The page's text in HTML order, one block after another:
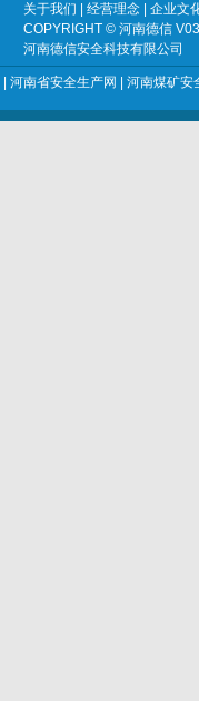
关于我们 经营理念
企业文
COPYRIGHT © 河南德信
河南德信安全科技有限公司
河南省安全生产网 河南煤矿安